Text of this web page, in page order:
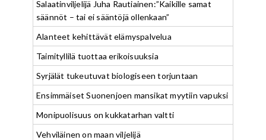
Salaatinviljelijä Juha Rautiainen:”Kaikille samat
säännöt – tai ei sääntöjä ollenkaan”
Alanteet kehittävät elämyspalvelua
Taimityllilä tuottaa erikoisuuksia
Syrjälät tukeutuvat biologiseen torjuntaan
Ensimmäiset Suonenjoen mansikat myytiin vapuksi
Monipuolisuus on kukkatarhan valtti
Vehviläinen on maan viljelijä